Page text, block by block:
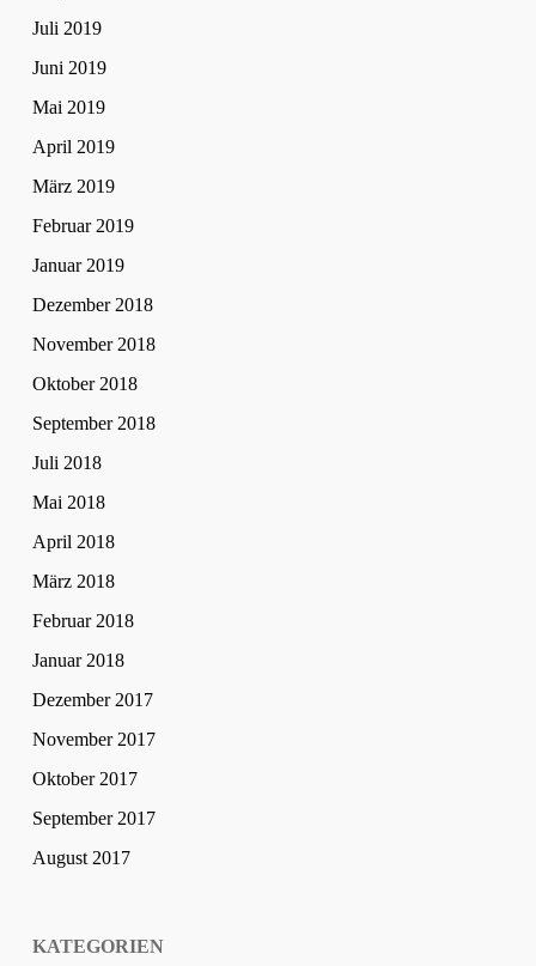
Juli 2019
Juni 2019
Mai 2019
April 2019
März 2019
Februar 2019
Januar 2019
Dezember 2018
November 2018
Oktober 2018
September 2018
Juli 2018
Mai 2018
April 2018
März 2018
Februar 2018
Januar 2018
Dezember 2017
November 2017
Oktober 2017
September 2017
August 2017
KATEGORIEN